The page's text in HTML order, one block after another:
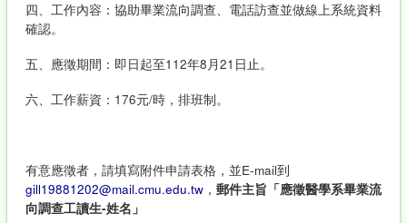
四、工作內容：協助畢業流向調查、電話訪查並做線上系統資料
確認。
五、應徵期間：即日起至112年8月21日止。
六、工作薪資：176元/時，排班制。
有意應徵者，請填寫附件申請表格，並E-mail到
gill19881202@mail.cmu.edu.tw， 郵件主旨「應徵醫學系畢業流
向調查工讀生-姓名」